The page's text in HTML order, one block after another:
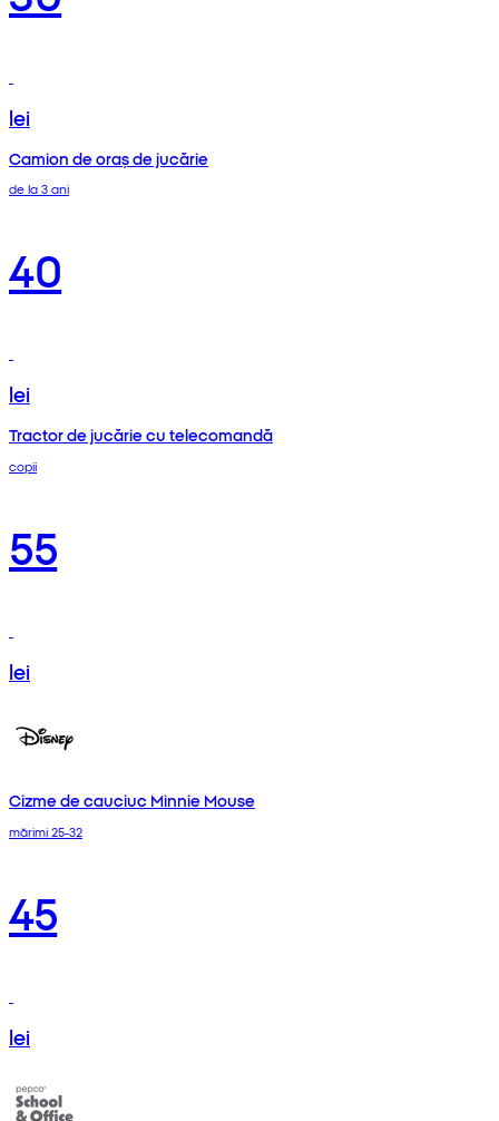
lei
Camion de oraș de jucărie
de la 3 ani
40
lei
Tractor de jucărie cu telecomandă
copii
55
lei
Cizme de cauciuc Minnie Mouse
mărimi 25-32
45
lei